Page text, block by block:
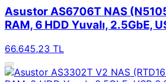
Asustor AS6706T NAS
RAM, 6 HDD Yuvalı, 2.5GbE,
66.645,23 TL